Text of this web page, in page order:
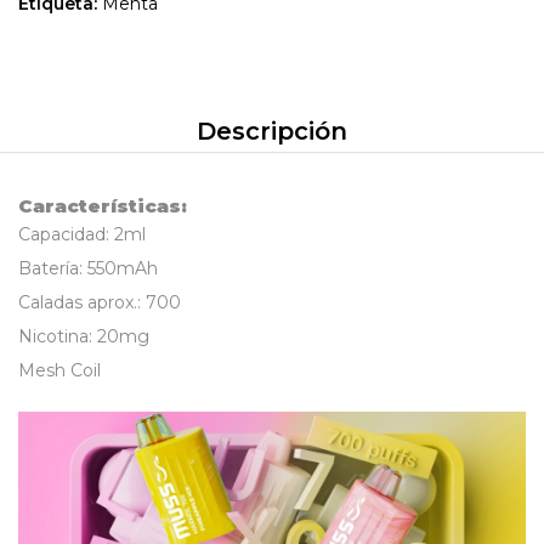
Descripción
Características:
Capacidad: 2ml
Batería: 550mAh
Caladas aprox.: 700
Nicotina: 20mg
Mesh Coil